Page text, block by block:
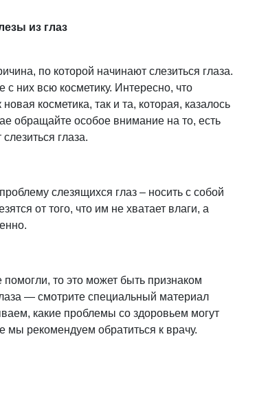
из глаз
по которой начинают слезиться глаза.
с них всю косметику. Интересно, что
косметика, так и та, которая, казалось
обращайте особое внимание на то, есть
глаза.
слезящихся глаз – носить с собой
от того, что им не хватает влаги, а
то это может быть признаком
— смотрите специальный материал
какие проблемы со здоровьем могут
мы рекомендуем обратиться к врачу.